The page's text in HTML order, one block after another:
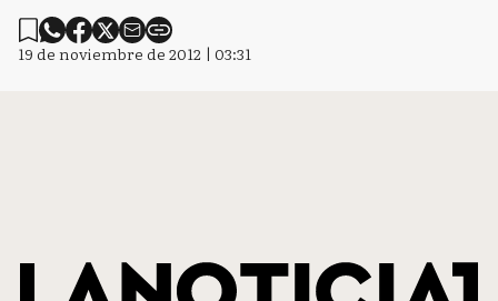
19 de noviembre de 2012 | 03:31